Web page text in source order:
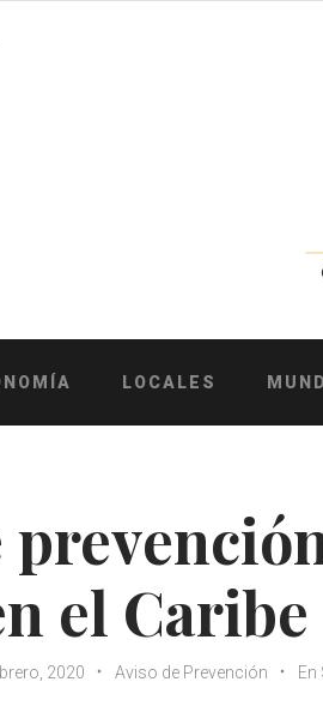
LOCALES
el Caribe
2020 Aviso de Prevención